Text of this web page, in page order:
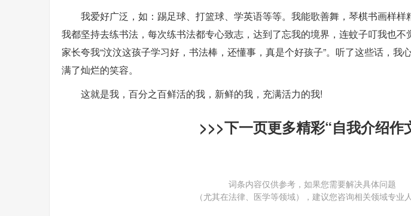
我爱好广泛，如：踢足球、打篮球、学英语等等。我能歌善舞，琴棋书画样样
我都坚持去练书法，每次练书法都专心致志，达到了忘我的境界，连蚊子叮我也
家长夸我“汶汶这孩子学习好，书法棒，还懂事，真是个好孩子”。听了这些话，我
满了灿烂的笑容。
这就是我，百分之百鲜活的我，新鲜的我，充满活力的我!
>>>下一页更多精彩“自我介绍作
词条内容仅供参考，如果您需要解决具体问题
（尤其在法律、医学等领域），建议您咨询相关领域专业人